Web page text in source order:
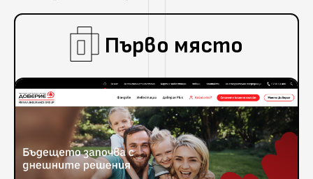
Първо място